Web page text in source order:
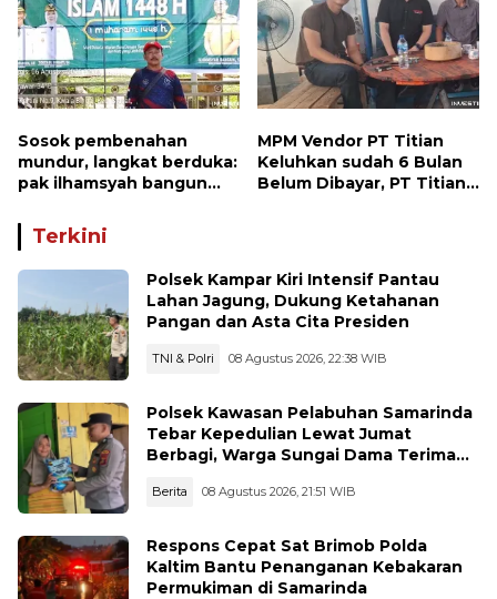
Sosok pembenahan
mundur, langkat berduka:
pak ilhamsyah bangun
dunia pendidikan kita
MPM Vendor PT Titian
Keluhkan sudah 6 Bulan
Belum Dibayar, PT Titian
Terkini
Polsek Kampar Kiri Intensif Pantau
Lahan Jagung, Dukung Ketahanan
Pangan dan Asta Cita Presiden
TNI & Polri 08 Agustus 2026, 22:38 WIB
Polsek Kawasan Pelabuhan Samarinda
Tebar Kepedulian Lewat Jumat
Berbagi, Warga Sungai Dama Terima
Berita 08 Agustus 2026, 21:51 WIB
Respons Cepat Sat Brimob Polda
Kaltim Bantu Penanganan Kebakaran
Permukiman di Samarinda